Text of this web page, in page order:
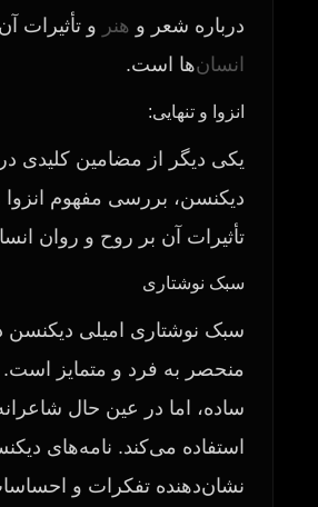
درباره شعر و هنر و تأثیرات
انسان‌ها است.
انزوا و تنهایی:
یکی دیگر از مضامین کلیدی
دیکنسن، بررسی مفهوم انزوا
تأثیرات آن بر روح و روان
سبک نوشتاری
سبک نوشتاری امیلی دیکنسن
منحصر به فرد و متمایز است.
ساده، اما در عین حال شاعرانه
استفاده می‌کند. نامه‌های
نشان‌دهنده تفکرات و